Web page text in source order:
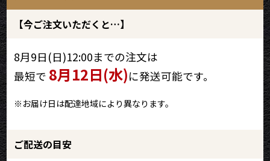
【今ご注文いただくと…】
8月9日(日)12:00までの注文は
最短で 8月12日(水)に発送可能です。
※お届け日は配達地域により異なります。
ご配送の目安